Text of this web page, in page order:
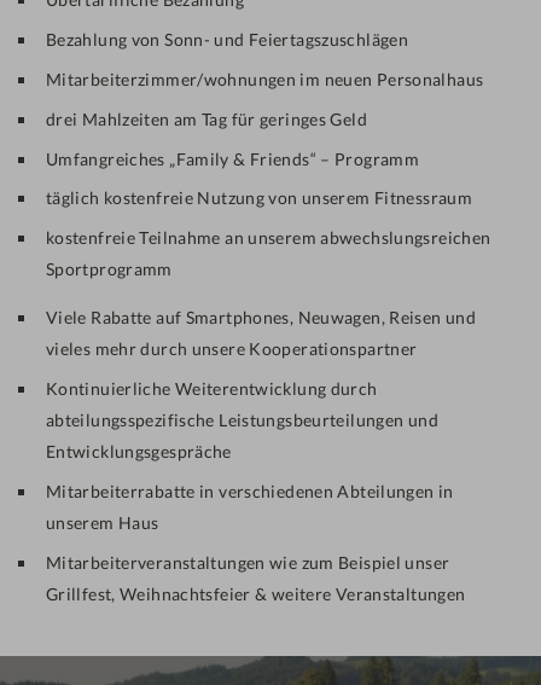
Bezahlung von Sonn- und Feiertagszuschlägen
Mitarbeiterzimmer/wohnungen im neuen Personalhaus
drei Mahlzeiten am Tag für geringes Geld
Umfangreiches „Family & Friends“ – Programm
täglich kostenfreie Nutzung von unserem Fitnessraum
kostenfreie Teilnahme an unserem abwechslungsreichen
Sportprogramm
Viele Rabatte auf Smartphones, Neuwagen, Reisen und
vieles mehr durch unsere Kooperationspartner
Kontinuierliche Weiterentwicklung durch
abteilungsspezifische Leistungsbeurteilungen und
Entwicklungsgespräche
Mitarbeiterrabatte in verschiedenen Abteilungen in
unserem Haus
Mitarbeiterveranstaltungen wie zum Beispiel unser
Grillfest, Weihnachtsfeier & weitere Veranstaltungen